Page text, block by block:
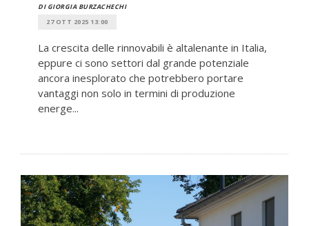
DI GIORGIA BURZACHECHI
27 OTT 2025 13:00
La crescita delle rinnovabili è altalenante in Italia,
eppure ci sono settori dal grande potenziale
ancora inesplorato che potrebbero portare
vantaggi non solo in termini di produzione
energe...